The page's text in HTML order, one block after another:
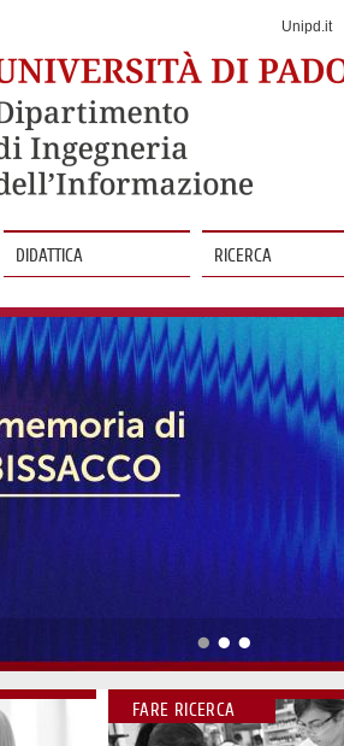
Unipd.it
DIDATTICA RICERCA
FARE RICERCA